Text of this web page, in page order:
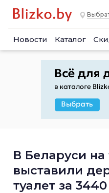
Новости Каталог
В Беларуси на
выставили
туалет за